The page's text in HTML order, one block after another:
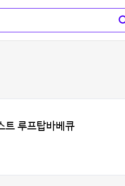
트 루프탑바베큐